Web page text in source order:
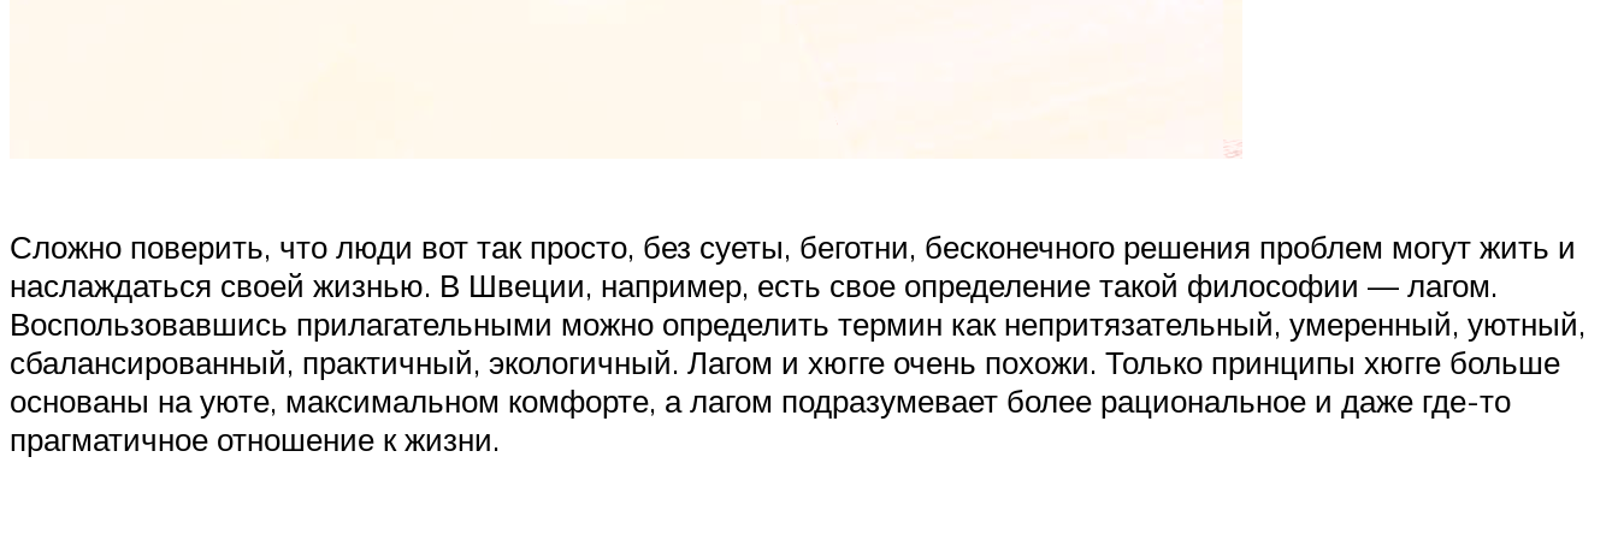
Сложно поверить, что люди вот так просто, без суеты, беготни, бесконечного решения проблем могут жить и
наслаждаться своей жизнью. В Швеции, например, есть свое определение такой философии — лагом.
Воспользовавшись прилагательными можно определить термин как непритязательный, умеренный, уютный,
сбалансированный, практичный, экологичный. Лагом и хюгге очень похожи. Только принципы хюгге больше
основаны на уюте, максимальном комфорте, а лагом подразумевает более рациональное и даже где-то
прагматичное отношение к жизни.